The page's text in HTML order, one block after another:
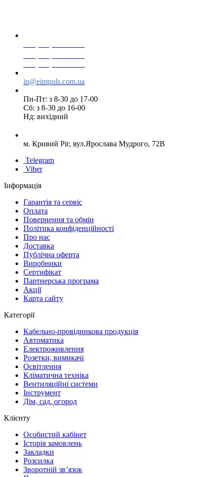
in@eimpuls.com.ua
Пн-Пт: з 8-30 до 17-00
Сб: з 8-30 до 16-00
Нд: вихідний
м. Кривий Ріг, вул.Ярослава Мудрого, 72В
Telegram
Viber
Інформація
Гарантія та сервіс
Оплата
Повернення та обмін
Політика конфіденційності
Про нас
Доставка
Публічна оферта
Виробники
Сертифікат
Партнерська програма
Акції
Карта сайту
Категорії
Кабельно-провідникова продукція
Автоматика
Електроживлення
Розетки, вимикачі
Освітлення
Кліматична техніка
Вентиляційні системи
Інструмент
Дім, сад, огород
Клієнту
Особистий кабінет
Історія замовлень
Закладки
Розсилка
Зворотній зв’язок